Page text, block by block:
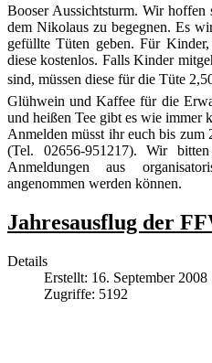
Booser Aussichtsturm. Wir hoffen
dem Nikolaus zu begegnen. Es
gefüllte Tüten geben. Für
diese kostenlos. Falls Kinder
sind, müssen diese für die Tüte
Glühwein und Kaffee für die
und heißen Tee gibt es wie immer
Anmelden müsst ihr euch bis
(Tel. 02656-951217). Wir
Anmeldungen aus
angenommen werden können.
Jahresausflug der
Details
Erstellt: 16. September 2008
Zugriffe: 5192